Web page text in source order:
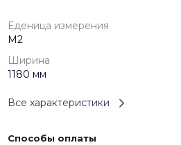
Еденица измерения
М2
Ширина
1180 мм
Все характеристики
Способы оплаты